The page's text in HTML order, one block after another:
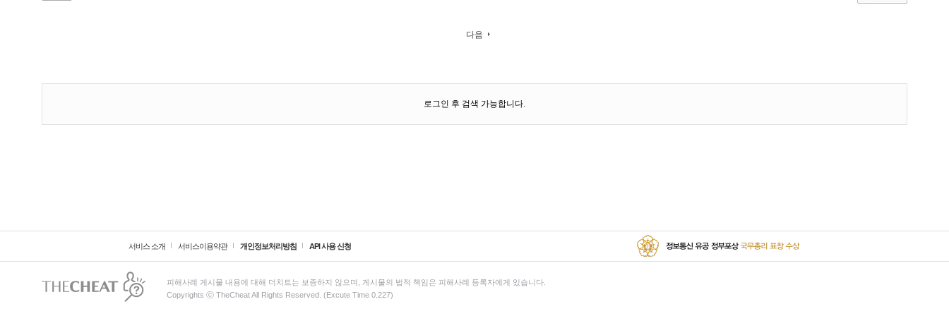
다음
로그인 후 검색 가능합니다.
서비스 소개 서비스이용약관 개인정보처리방침 API 사용 신청
피해사례 게시물 내용에 대해 더치트는 보증하지 않으며, 게시물의 법적 책임은 피해사례 등록자에게 있습니다.
Copyrights ⓒ TheCheat All Rights Reserved. (Excute Time 0.227)